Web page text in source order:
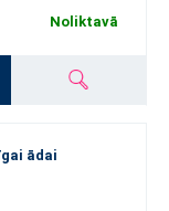
Noliktavā
ādai